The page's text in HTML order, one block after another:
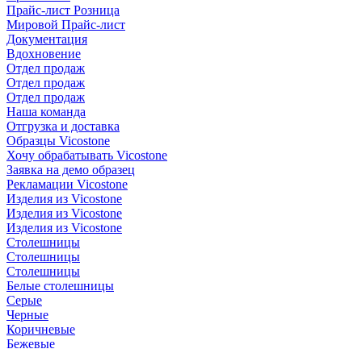
Прайс-лист Розница
Мировой Прайс-лист
Документация
Вдохновение
Отдел продаж
Отдел продаж
Отдел продаж
Наша команда
Отгрузка и доставка
Образцы Vicostone
Хочу обрабатывать Vicostone
Заявка на демо образец
Рекламации Vicostone
Изделия из Vicostone
Изделия из Vicostone
Изделия из Vicostone
Столешницы
Столешницы
Столешницы
Белые столешницы
Серые
Черные
Коричневые
Бежевые